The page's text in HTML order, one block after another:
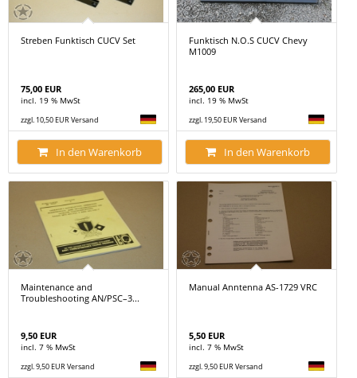
Streben Funktisch CUCV Set
75,00 EUR
incl. 19 % MwSt
zzgl. 10,50 EUR Versand
In den Warenkorb
Funktisch N.O.S CUCV Chevy
M1009
265,00 EUR
incl. 19 % MwSt
zzgl. 19,50 EUR Versand
In den Warenkorb
Maintenance and
Troubleshooting AN/PSC–3...
9,50 EUR
incl. 7 % MwSt
zzgl. 9,50 EUR Versand
Manual Anntenna AS-1729 VRC
5,50 EUR
incl. 7 % MwSt
zzgl. 9,50 EUR Versand